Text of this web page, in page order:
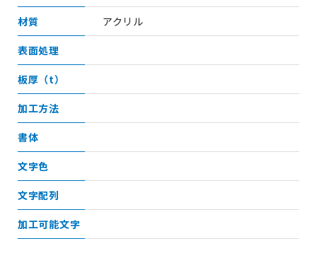
材質 アクリル
表面処理
板厚（t）
加工方法
書体
文字色
文字配列
加工可能文字